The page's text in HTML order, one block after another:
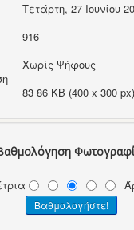
Τετάρτη, 27 Ιουνίου
916
Χωρίς Ψήφους
83 86 KB (400 x 300 px)